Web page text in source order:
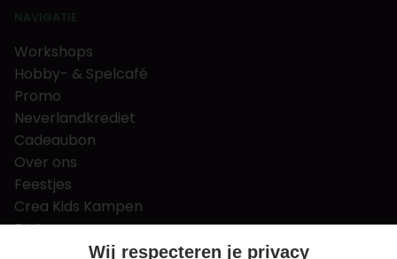
NAVIGATIE
Workshops
Hobby- & Spelcafé
Promo
Neverlandkrediet
Cadeaubon
Over ons
Feestjes
Crea Kids Kampen
FAQ
Tips & tricksWij respecteren je privacy